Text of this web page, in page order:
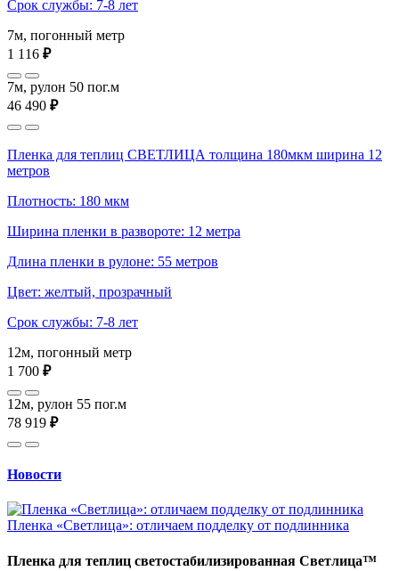
Срок службы: 7-8 лет
7м, погонный метр
1 116 ₽
7м, рулон 50 пог.м
46 490 ₽
Пленка для теплиц СВЕТЛИЦА толщина 180мкм ширина 12
метров
Плотность: 180 мкм
Ширина пленки в развороте: 12 метра
Длина пленки в рулоне: 55 метров
Цвет: желтый, прозрачный
Срок службы: 7-8 лет
12м, погонный метр
1 700 ₽
12м, рулон 55 пог.м
78 919 ₽
Новости
Пленка «Светлица»: отличаем подделку от подлинника
Пленка для теплиц светостабилизированная Светлица™